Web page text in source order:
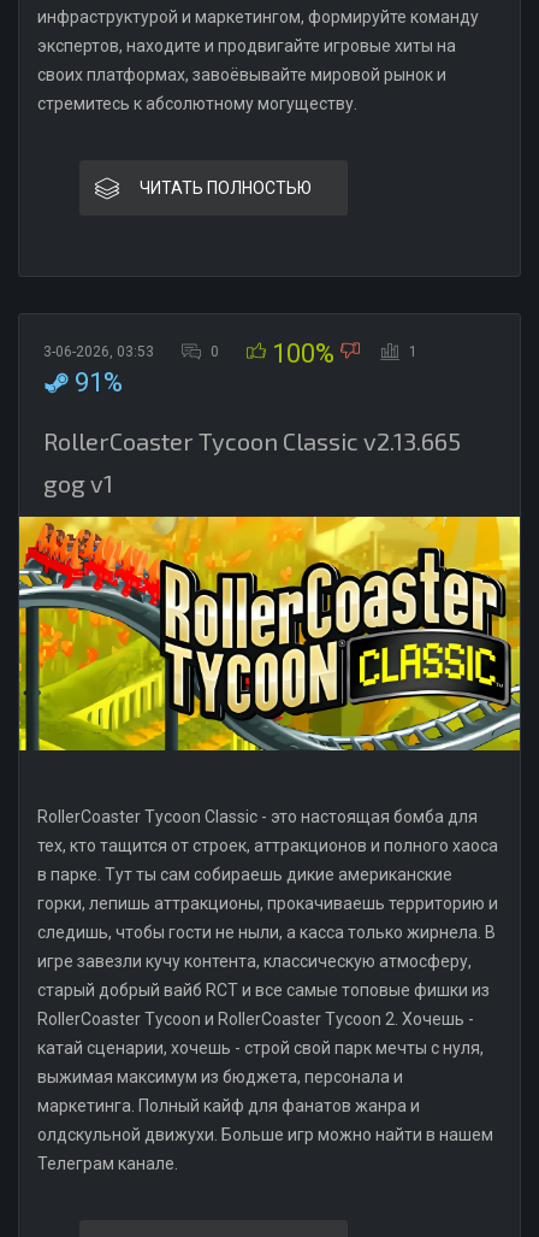
инфраструктурой и маркетингом, формируйте команду
экспертов, находите и продвигайте игровые хиты на
своих платформах, завоёвывайте мировой рынок и
стремитесь к абсолютному могуществу.
ЧИТАТЬ ПОЛНОСТЬЮ
3-06-2026, 03:53 0 100% 1
91%
RollerCoaster Tycoon Classic v2.13.665
gog v1
RollerCoaster Tycoon Classic - это настоящая бомба для
тех, кто тащится от строек, аттракционов и полного хаоса
в парке. Тут ты сам собираешь дикие американские
горки, лепишь аттракционы, прокачиваешь территорию и
следишь, чтобы гости не ныли, а касса только жирнела. В
игре завезли кучу контента, классическую атмосферу,
старый добрый вайб RCT и все самые топовые фишки из
RollerCoaster Tycoon и RollerCoaster Tycoon 2. Хочешь -
катай сценарии, хочешь - строй свой парк мечты с нуля,
выжимая максимум из бюджета, персонала и
маркетинга. Полный кайф для фанатов жанра и
олдскульной движухи. Больше игр можно найти в нашем
Телеграм канале.